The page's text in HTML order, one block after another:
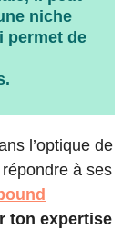
niche
permet de
l’optique de
à ses
ton expertise